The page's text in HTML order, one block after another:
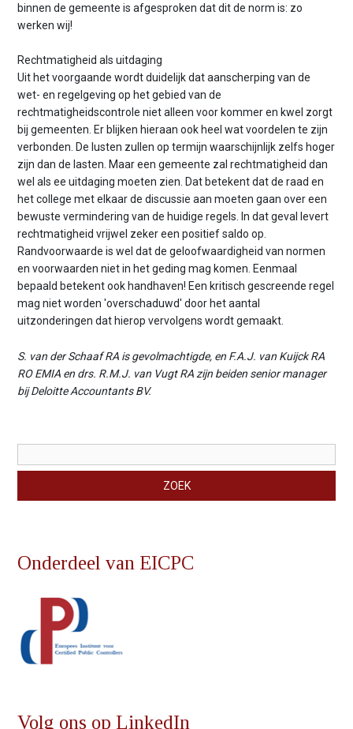
binnen de gemeente is afgesproken dat dit de norm is: zo
werken wij!
Rechtmatigheid als uitdaging
Uit het voorgaande wordt duidelijk dat aanscherping van de
wet- en regelgeving op het gebied van de
rechtmatigheidscontrole niet alleen voor kommer en kwel zorgt
bij gemeenten. Er blijken hieraan ook heel wat voordelen te zijn
verbonden. De lusten zullen op termijn waarschijnlijk zelfs hoger
zijn dan de lasten. Maar een gemeente zal rechtmatigheid dan
wel als ee uitdaging moeten zien. Dat betekent dat de raad en
het college met elkaar de discussie aan moeten gaan over een
bewuste vermindering van de huidige regels. In dat geval levert
rechtmatigheid vrijwel zeker een positief saldo op.
Randvoorwaarde is wel dat de geloofwaardigheid van normen
en voorwaarden niet in het geding mag komen. Eenmaal
bepaald betekent ook handhaven! Een kritisch gescreende regel
mag niet worden 'overschaduwd' door het aantal
uitzonderingen dat hierop vervolgens wordt gemaakt.
S. van der Schaaf RA is gevolmachtigde, en F.A.J. van Kuijck RA
RO EMIA en drs. R.M.J. van Vugt RA zijn beiden senior manager
bij Deloitte Accountants BV.
ZOEK
Onderdeel van EICPC
Volg ons op LinkedIn